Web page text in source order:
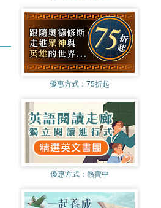
優惠方式： 75折起
優惠方式： 熱賣中